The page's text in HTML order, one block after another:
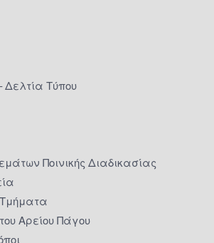
Δελτία Τύπου
Ποινικής Διαδικασίας
Αρείου Πάγου